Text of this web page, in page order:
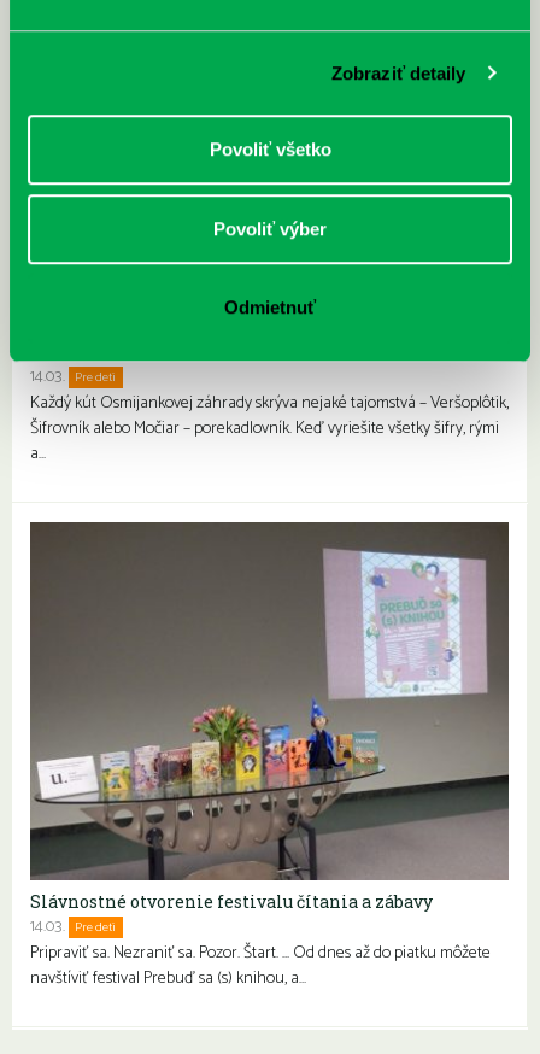
Zobraziť detaily
Povoliť všetko
Povoliť výber
Odmietnuť
14.03. Pre deti
Každý kút Osmijankovej záhrady skrýva nejaké tajomstvá – Veršoplôtik,
Šifrovník alebo Močiar – porekadlovník. Keď vyriešite všetky šifry, rými
a…
Slávnostné otvorenie festivalu čítania a zábavy
14.03. Pre deti
Pripraviť sa. Nezraniť sa. Pozor. Štart. … Od dnes až do piatku môžete
navštíviť festival Prebuď sa (s) knihou, a…